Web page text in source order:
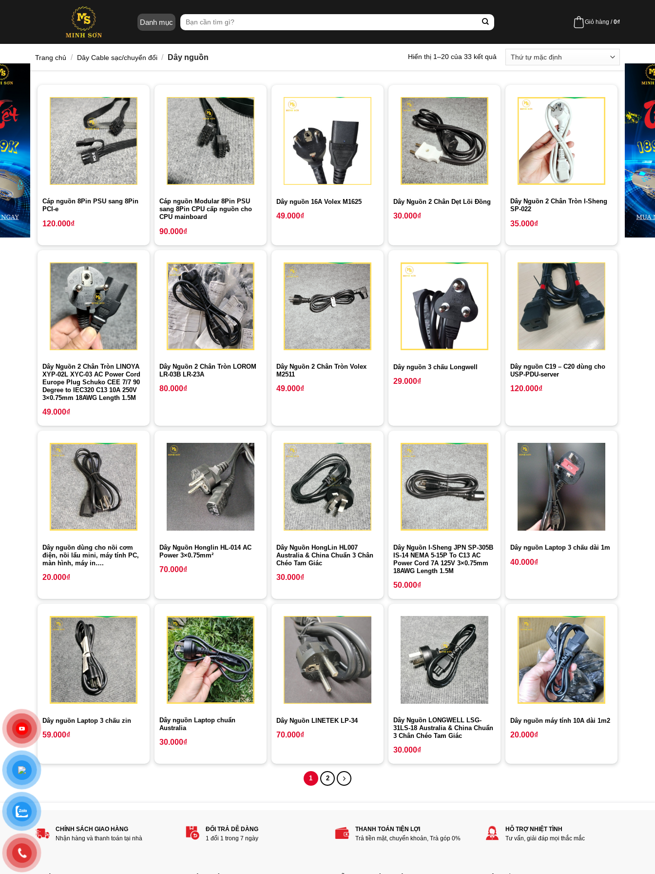
Danh mục
Tìm
kiếm:
Giỏ hàng /0₫
Trang chủ / Dây Cable sạc/chuyển đổi / Dây nguồn Hiển thị 1–20 của 33 kết quả
Cáp nguồn 8Pin PSU sang 8Pin
PCI-e
120.000₫
Cáp nguồn Modular 8Pin PSU
sang 8Pin CPU cấp nguồn cho
CPU mainboard
90.000₫
Dây nguồn 16A Volex M1625
49.000₫
Dây Nguồn 2 Chân Dẹt Lõi Đồng
30.000₫
Dây Nguồn 2 Chân Tròn I-Sheng
SP-022
35.000₫
Dây Nguồn 2 Chân Tròn LINOYA
XYP-02L XYC-03 AC Power Cord
Europe Plug Schuko CEE 7/7 90
Degree to IEC320 C13 10A 250V
3×0.75mm 18AWG Length 1.5M
49.000₫
Dây Nguồn 2 Chân Tròn LOROM
LR-03B LR-23A
80.000₫
Dây Nguồn 2 Chân Tròn Volex
M2511
49.000₫
Dây nguồn 3 chấu Longwell
29.000₫
Dây nguồn C19 – C20 dùng cho
USP-PDU-server
120.000₫
Dây nguồn dùng cho nồi cơm
điện, nồi lẩu mini, máy tính PC,
màn hình, máy in….
20.000₫
Dây Nguồn Honglin HL-014 AC
Power 3×0.75mm²
70.000₫
Dây Nguồn HongLin HL007
Australia & China Chuẩn 3 Chân
Chéo Tam Giác
30.000₫
Dây Nguồn I-Sheng JPN SP-305B
IS-14 NEMA 5-15P To C13 AC
Power Cord 7A 125V 3×0.75mm
18AWG Length 1.5M
50.000₫
Dây nguồn Laptop 3 chấu dài 1m
40.000₫
Dây nguồn Laptop 3 chấu zin
59.000₫
Dây nguồn Laptop chuẩn
Australia
30.000₫
Dây Nguồn LINETEK LP-34
70.000₫
Dây Nguồn LONGWELL LSG-
31LS-18 Australia & China Chuẩn
3 Chân Chéo Tam Giác
30.000₫
Dây nguồn máy tính 10A dài 1m2
20.000₫
1 2
CHÍNH SÁCH GIAO HÀNG
Nhận hàng và thanh toán tại nhà
ĐỔI TRẢ DỄ DÀNG
1 đổi 1 trong 7 ngày
THANH TOÁN TIỆN LỢI
Trả tiền mặt, chuyển khoản, Trà góp 0%
HỖ TRỢ NHIỆT TÌNH
Tư vấn, giải đáp mọi thắc mắc